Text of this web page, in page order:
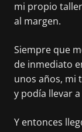
mi propio
al margen.
Siempre que
de inmediato
unos años, mi
y podía llevar
Y entonces